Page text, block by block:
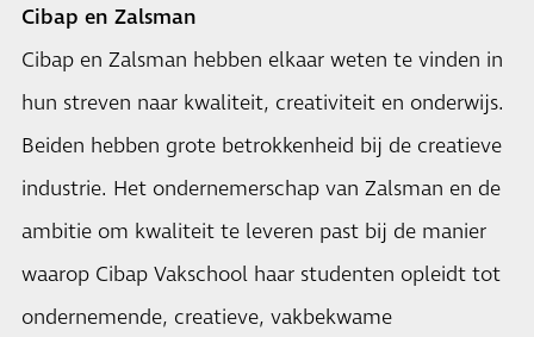
Cibap en Zalsman
Cibap en Zalsman hebben elkaar weten te vinden in
hun streven naar kwaliteit, creativiteit en onderwijs.
Beiden hebben grote betrokkenheid bij de creatieve
industrie. Het ondernemerschap van Zalsman en de
ambitie om kwaliteit te leveren past bij de manier
waarop Cibap Vakschool haar studenten opleidt tot
ondernemende, creatieve, vakbekwame